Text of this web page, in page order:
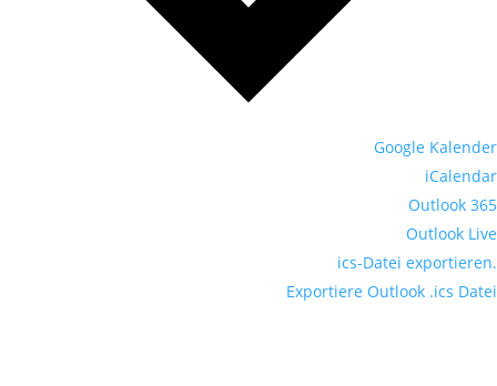
Google Kalender
iCalendar
Outlook 365
Outlook Live
.ics-Datei exportieren
Exportiere Outlook .ics Datei